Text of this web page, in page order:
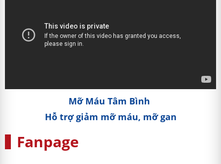
Mỡ Máu Tâm Bình
Hỗ trợ giảm mỡ máu, mỡ gan
Fanpage